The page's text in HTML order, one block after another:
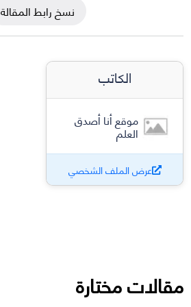
نسخ رابط المقالة
الكاتب
موقع أنا أصدق
العلم
عرض الملف الشخصي
مقالات مختارة